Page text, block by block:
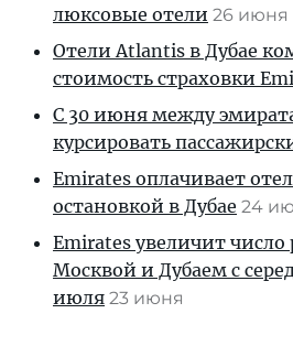
люксовые отели 26 июня
Отели Atlantis в Дубае
стоимость страховки
С 30 июня между
курсировать
Emirates оплачивает
остановкой в Дубае 24
Emirates увеличит
Москвой и Дубаем с
июля 23 июня